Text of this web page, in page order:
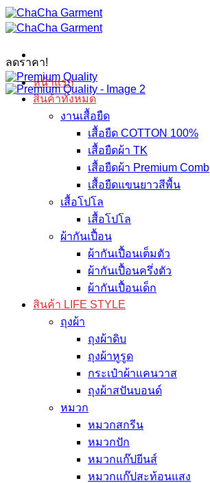
ข้าม
ไป
เนื้อหา
หน้าแรก
สินค้าทั้งหมด
งานเสื้อยืด
เสื้อยืด COTTON 100%
เสื้อยืดผ้า TK
เสื้อยืดผ้า Premium Comb
เสื้อยืดแขนยาวสีพื้น
เสื้อโปโล
เสื้อโปโล
ผ้ากันเปื้อน
ผ้ากันเปื้อนเต็มตัว
ผ้ากันเปื้อนครึ่งตัว
ผ้ากันเปื้อนเด็ก
สินค้า LIFE STYLE
ถุงผ้า
ถุงผ้าดิบ
ถุงผ้าหูรูด
กระเป๋าผ้าแคนวาส
ถุงผ้าสปันบอนด์
หมวก
หมวกสกรีน
หมวกปัก
หมวกแก๊ปยีนส์
หมวกแก๊ปสะท้อนแสง
ลดราคา!